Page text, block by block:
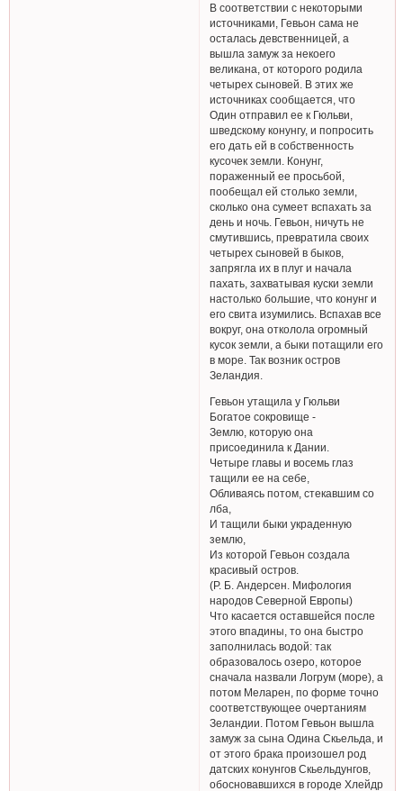
В соответствии с некоторыми
источниками, Гевьон сама не
осталась девственницей, а
вышла замуж за некоего
великана, от которого родила
четырех сыновей. В этих же
источниках сообщается, что
Один отправил ее к Гюльви,
шведскому конунгу, и попросить
его дать ей в собственность
кусочек земли. Конунг,
пораженный ее просьбой,
пообещал ей столько земли,
сколько она сумеет вспахать за
день и ночь. Гевьон, ничуть не
смутившись, превратила своих
четырех сыновей в быков,
запрягла их в плуг и начала
пахать, захватывая куски земли
настолько большие, что конунг и
его свита изумились. Вспахав все
вокруг, она отколола огромный
кусок земли, а быки потащили его
в море. Так возник остров
Зеландия.
Гевьон утащила у Гюльви
Богатое сокровище -
Землю, которую она
присоединила к Дании.
Четыре главы и восемь глаз
тащили ее на себе,
Обливаясь потом, стекавшим со
лба,
И тащили быки украденную
землю,
Из которой Гевьон создала
красивый остров.
(Р. Б. Андерсен. Мифология
народов Северной Европы)
Что касается оставшейся после
этого впадины, то она быстро
заполнилась водой: так
образовалось озеро, которое
сначала назвали Логрум (море), а
потом Меларен, по форме точно
соответствующее очертаниям
Зеландии. Потом Гевьон вышла
замуж за сына Одина Скьельда, и
от этого брака произошел род
датских конунгов Скьельдунгов,
обосновавшихся в городе Хлейдр